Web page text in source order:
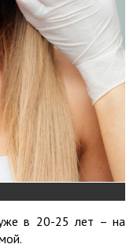
в 20-25 лет – на